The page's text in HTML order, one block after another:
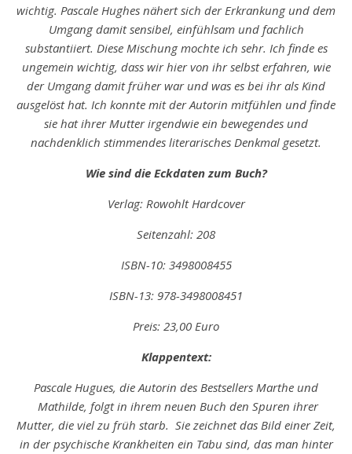
wichtig. Pascale Hughes nähert sich der Erkrankung und dem
Umgang damit sensibel, einfühlsam und fachlich
substantiiert. Diese Mischung mochte ich sehr. Ich finde es
ungemein wichtig, dass wir hier von ihr selbst erfahren, wie
der Umgang damit früher war und was es bei ihr als Kind
ausgelöst hat. Ich konnte mit der Autorin mitfühlen und finde
sie hat ihrer Mutter irgendwie ein bewegendes und
nachdenklich stimmendes literarisches Denkmal gesetzt.
Wie sind die Eckdaten zum Buch?
Verlag: Rowohlt Hardcover
Seitenzahl: 208
ISBN-10: 3498008455
ISBN-13: 978-3498008451
Preis: 23,00 Euro
Klappentext:
Pascale Hugues, die Autorin des Bestsellers Marthe und
Mathilde, folgt in ihrem neuen Buch den Spuren ihrer
Mutter, die viel zu früh starb. Sie zeichnet das Bild einer Zeit,
in der psychische Krankheiten ein Tabu sind, das man hinter